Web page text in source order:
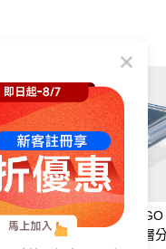
隨行
1.63L
SISTEMA TOGO
保鮮盒方形分層